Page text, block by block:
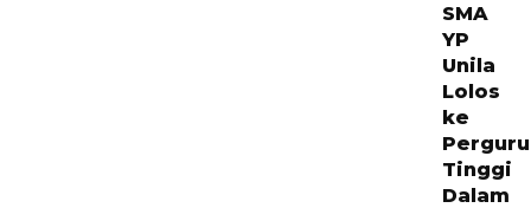
SMA
YP
Unila
Lolos
ke
Tinggi
Dalam